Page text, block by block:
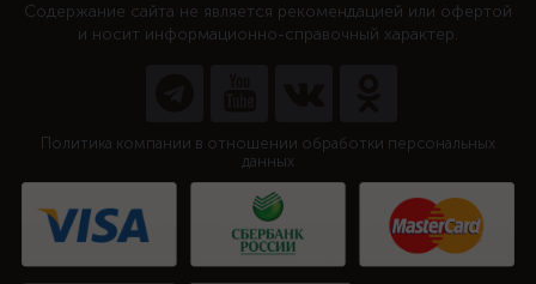
Содержание сайта не является рекомендацией или офертой
и носит информационно-справочный характер.
Политика компании в отношении обработки персональных
данных